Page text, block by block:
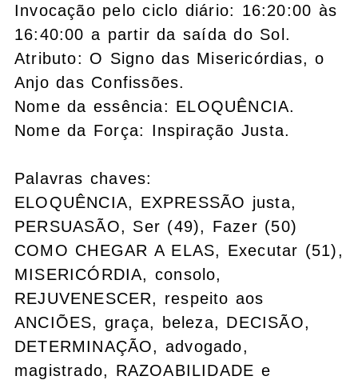
Invocação pelo ciclo diário: 16:20:00 às
16:40:00 a partir da saída do Sol.
Atributo: O Signo das Misericórdias, o
Anjo das Confissões.
Nome da essência: ELOQUÊNCIA.
Nome da Força: Inspiração Justa.
Palavras chaves:
ELOQUÊNCIA, EXPRESSÃO justa,
PERSUASÃO, Ser (49), Fazer (50)
COMO CHEGAR A ELAS, Executar (51),
MISERICÓRDIA, consolo,
REJUVENESCER, respeito aos
ANCIÕES, graça, beleza, DECISÃO,
DETERMINAÇÃO, advogado,
magistrado, RAZOABILIDADE e